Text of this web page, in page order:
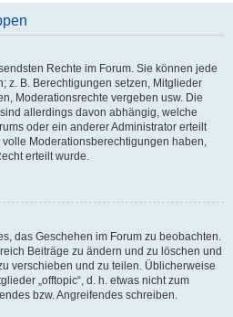
Rechte im Forum. Sie können jede
z. B. Berechtigungen setzen, Mitglieder
Moderationsrechte vergeben usw. Die
allerdings davon abhängig, welche
oder ein anderer Administrator erteilt
Moderationsberechtigungen haben,
erteilt wurde.
das Geschehen im Forum zu beobachten.
Beiträge zu ändern und zu löschen und
verschieben und zu teilen. Üblicherweise
„offtopic“, d. h. etwas nicht zum
bzw. Angreifendes schreiben.